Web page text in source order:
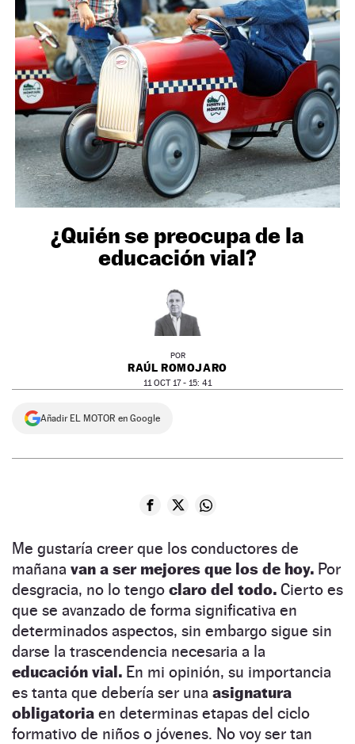
NEWSLETTER
SÍGUENOS
¿Quién se preocupa de la
educación vial?
POR
RAÚL ROMOJARO
11 OCT 17 - 15: 41
Añadir EL MOTOR en Google
Me gustaría creer que los conductores de
mañana van a ser mejores que los de hoy. Por
desgracia, no lo tengo claro del todo. Cierto es
que se avanzado de forma significativa en
determinados aspectos, sin embargo sigue sin
darse la trascendencia necesaria a la
educación vial. En mi opinión, su importancia
es tanta que debería ser una asignatura
obligatoria en determinas etapas del ciclo
formativo de niños o jóvenes. No voy ser tan